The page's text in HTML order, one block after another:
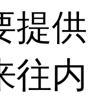
提供
往内